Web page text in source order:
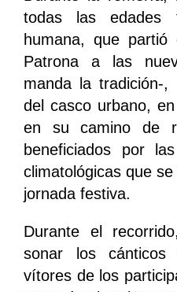
todas las edades
humana, que
Patrona a las
manda la tradición-
del casco urbano,
en su camino de
beneficiados por
climatológicas que
jornada festiva.
Durante el
sonar los
vítores de los